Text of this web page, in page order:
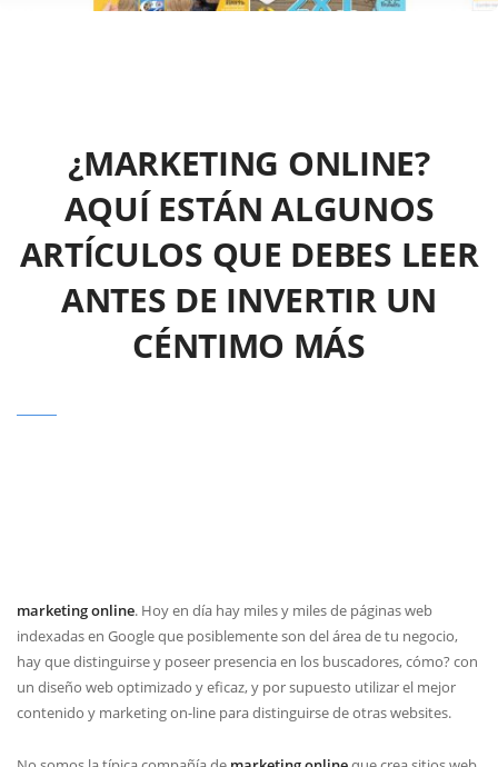
¿MARKETING ONLINE?
AQUÍ ESTÁN ALGUNOS
ARTÍCULOS QUE DEBES LEER
ANTES DE INVERTIR UN
CÉNTIMO MÁS
marketing online. Hoy en día hay miles y miles de páginas web
indexadas en Google que posiblemente son del área de tu negocio,
hay que distinguirse y poseer presencia en los buscadores, cómo? con
un diseño web optimizado y eficaz, y por supuesto utilizar el mejor
contenido y marketing on-line para distinguirse de otras websites.